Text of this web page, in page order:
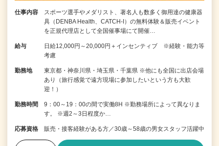
仕事内容
スポーツ選手やメダリスト、著名人も数多く御用達の健康器
具（DENBA Health、CATCH-I）の無料体験＆販売イベント
を正規代理店として全国催事場にて開催…
給与
日給12,000円～20,000円＋インセンティブ ※経験・能力等
考慮
勤務地
東京都・神奈川県・埼玉県・千葉県 ※他にも全国に出店会場
あり（旅行感覚で遠方現場に参加したいという方も大歓
迎！）
勤務時間
9：00～19：00の間で実働8H ※勤務場所によって異なりま
す。 ※週2～3日程度か…
応募資格 販売・接客経験がある方／30歳～58歳の男女スタッフ活躍中